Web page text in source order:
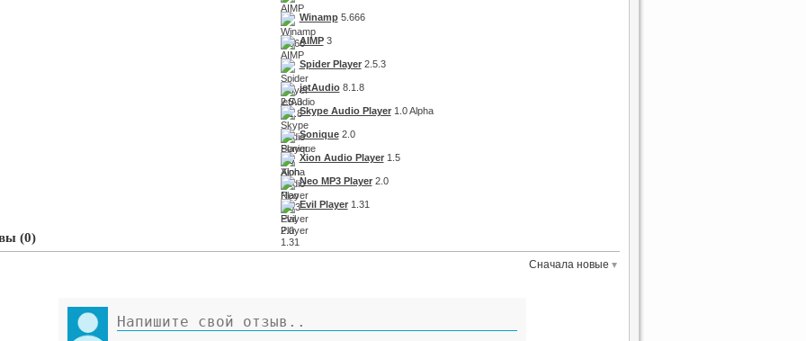
Winamp5.666
AIMP3
Spider Player2.5.3
jetAudio8.1.8
Skype Audio Player1.0 Alpha
Sonique2.0
Xion Audio Player1.5
Neo MP3 Player2.0
Evil Player1.31
(0)
Сначала новые